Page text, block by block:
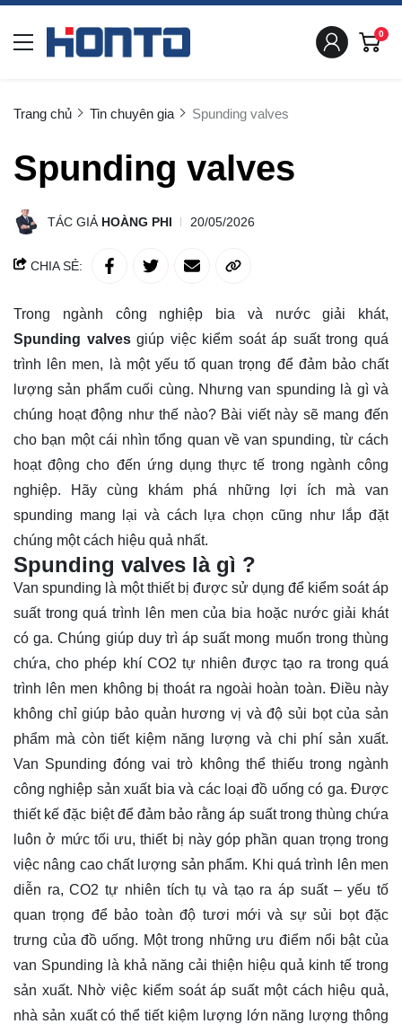
0
Trang chủ Tin chuyên gia Spunding valves
Spunding valves
TÁC GIẢ HOÀNG PHI 20/05/2026
CHIA SẺ:
Trong ngành công nghiệp bia và nước giải khát,
Spunding valvesgiúp việc kiểm soát áp suất trong quá
trình lên men, là một yếu tố quan trọng để đảm bảo chất
lượng sản phẩm cuối cùng. Nhưng van spunding là gì và
chúng hoạt động như thế nào? Bài viết này sẽ mang đến
cho bạn một cái nhìn tổng quan về van spunding, từ cách
hoạt động cho đến ứng dụng thực tế trong ngành công
nghiệp. Hãy cùng khám phá những lợi ích mà van
spunding mang lại và cách lựa chọn cũng như lắp đặt
chúng một cách hiệu quả nhất.
Spunding valves là gì ?
Van spunding là một thiết bị được sử dụng để kiểm soát áp
suất trong quá trình lên men của bia hoặc nước giải khát
có ga. Chúng giúp duy trì áp suất mong muốn trong thùng
chứa, cho phép khí CO2 tự nhiên được tạo ra trong quá
trình lên men không bị thoát ra ngoài hoàn toàn. Điều này
không chỉ giúp bảo quản hương vị và độ sủi bọt của sản
phẩm mà còn tiết kiệm năng lượng và chi phí sản xuất.
Van Spunding đóng vai trò không thể thiếu trong ngành
công nghiệp sản xuất bia và các loại đồ uống có ga. Được
thiết kế đặc biệt để đảm bảo rằng áp suất trong thùng chứa
luôn ở mức tối ưu, thiết bị này góp phần quan trọng trong
việc nâng cao chất lượng sản phẩm. Khi quá trình lên men
diễn ra, CO2 tự nhiên tích tụ và tạo ra áp suất – yếu tố
quan trọng để bảo toàn độ tươi mới và sự sủi bọt đặc
trưng của đồ uống. Một trong những ưu điểm nổi bật của
van Spunding là khả năng cải thiện hiệu quả kinh tế trong
sản xuất. Nhờ việc kiểm soát áp suất một cách hiệu quả,
nhà sản xuất có thể tiết kiệm lượng lớn năng lượng thông